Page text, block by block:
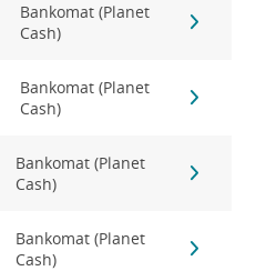
Bankomat (Planet
Cash)
Bankomat (Planet
Cash)
Bankomat (Planet
Cash)
Bankomat (Planet
Cash)